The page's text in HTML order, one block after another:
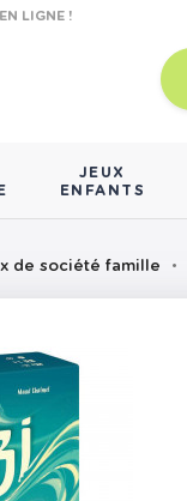
LIGNE !
JEUX
ENFANTS
de société famille